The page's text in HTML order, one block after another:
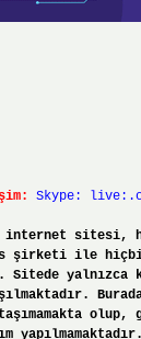
Skype:
internet sitesi,
şirketi ile
Sitede yalnızca
olup,